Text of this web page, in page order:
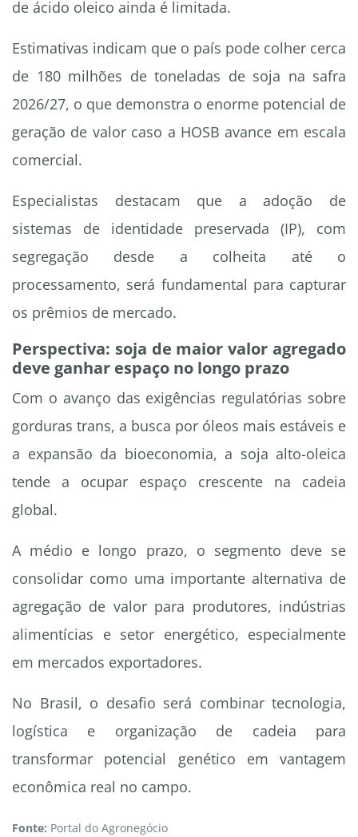
de ácido oleico ainda é limitada.
Estimativas indicam que o país pode colher cerca
de 180 milhões de toneladas de soja na safra
2026/27, o que demonstra o enorme potencial de
geração de valor caso a HOSB avance em escala
comercial.
Especialistas destacam que a adoção de
sistemas de identidade preservada (IP), com
segregação desde a colheita até o
processamento, será fundamental para capturar
os prêmios de mercado.
Perspectiva: soja de maior valor agregado
deve ganhar espaço no longo prazo
Com o avanço das exigências regulatórias sobre
gorduras trans, a busca por óleos mais estáveis e
a expansão da bioeconomia, a soja alto-oleica
tende a ocupar espaço crescente na cadeia
global.
A médio e longo prazo, o segmento deve se
consolidar como uma importante alternativa de
agregação de valor para produtores, indústrias
alimentícias e setor energético, especialmente
em mercados exportadores.
No Brasil, o desafio será combinar tecnologia,
logística e organização de cadeia para
transformar potencial genético em vantagem
econômica real no campo.
Fonte: Portal do Agronegócio